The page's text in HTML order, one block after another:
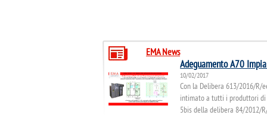
EMA News
Adeguamento A70
10/02/2017
Con la Delibera 613/2016/R/
intimato a tutti i produttori di
5bis della delibera 84/2012/